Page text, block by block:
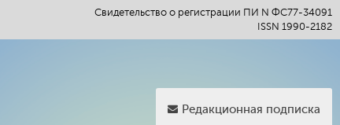
Свидетельство о регистрации ПИ N ФС77-34091
ISSN 1990-2182
Редакционная подписка